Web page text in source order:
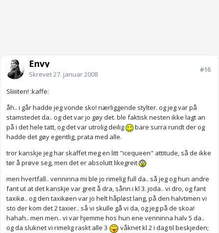
Envy
Skrevet27. januar 2008
#16
Sliiiiten! :kaffe:
åh.. i går hadde jeg vonde sko! nærliggende stylter. og jeg var på
stamstedet da.. og det var jo gøy det. ble faktisk nesten ikke lagt an
på i det hele tatt, og det var utrolig deilig
bare surra rundt der og
hadde det gøy egentlig, prata med alle.
tror kanskje jeg har skaffet meg en litt "icequeen" attitude, så de ikke
tør å prøve seg, men det er absolutt likegreit
men hvertfall.. venninna mi ble jo rimelig full da.. så jeg og hun andre
fant ut at det kanskje var greit å dra, sånn i kl 3. joda.. vi dro, og fant
taxikø.. og den taxikøen var jo helt håpløst lang, på den halvtimen vi
sto der kom det 2 taxier.. så vi skulle gå vi da, og jeg på de skoa!
hahah.. men men.. vi var hjemme hos hun ene venninna halv 5 da..
og da sluknet vi rimelig raskt alle 3
våknet kl 2 i dag til beskjeden;